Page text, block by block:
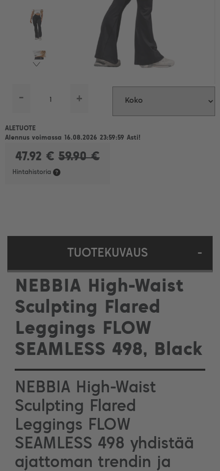
- +
ALETUOTE
Alennus voimassa 16.08.2026 23:59:59 Asti!
47.92 € 59.90 €
Hintahistoria
TUOTEKUVAUS -
NEBBIA High-Waist
Sculpting Flared
Leggings FLOW
SEAMLESS 498, Black
NEBBIA High-Waist
Sculpting Flared
Leggings FLOW
SEAMLESS 498 yhdistää
ajattoman trendin ja